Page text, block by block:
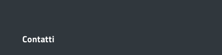
Contatti